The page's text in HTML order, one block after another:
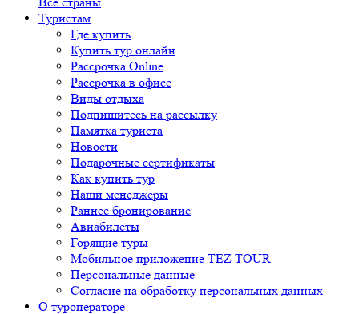
Туристам
Где купить
Купить тур онлайн
Рассрочка Online
Рассрочка в офисе
Виды отдыха
Подпишитесь на рассылку
Памятка туриста
Новости
Подарочные сертификаты
Как купить тур
Наши менеджеры
Раннее бронирование
Авиабилеты
Горящие туры
Мобильное приложение TEZ TOUR
Персональные данные
Согласие на обработку персональных данных
О туроператоре